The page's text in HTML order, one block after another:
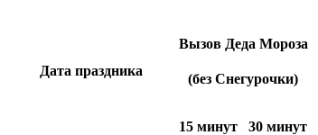
Дата праздника
Вызов Деда Мороза
(без Снегурочки)
15 минут 30 минут